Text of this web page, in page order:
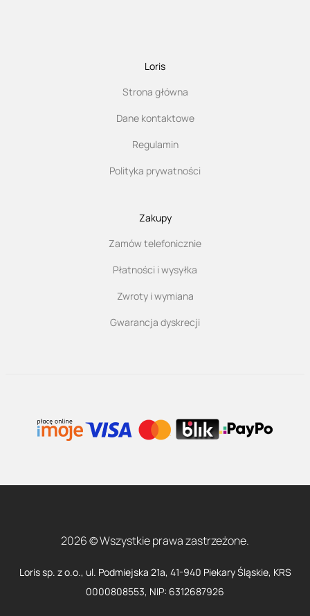
Loris
Strona główna
Dane kontaktowe
Regulamin
Polityka prywatności
Zakupy
Zamów telefonicznie
Płatności i wysyłka
Zwroty i wymiana
Gwarancja dyskrecji
2026 © Wszystkie prawa zastrzeżone.
Loris sp. z o.o., ul. Podmiejska 21a, 41-940 Piekary Śląskie, KRS
0000808553, NIP: 6312687926